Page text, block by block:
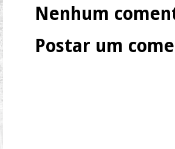
Nenhum
Postar um